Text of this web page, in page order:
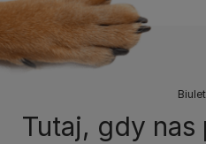
Tutaj, gdy